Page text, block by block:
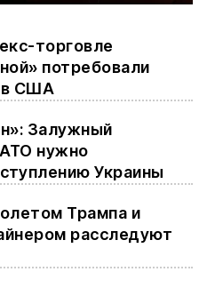
торговле
потребовали
в США
Залужный
нужно
Украины
Трампа и
расследуют